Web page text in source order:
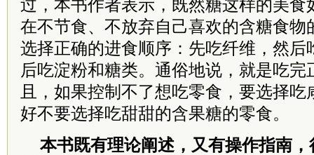
过，本书作者表示，既然糖这样的美食
在不节食、不放弃自己喜欢的含糖食物
选择正确的进食顺序：先吃纤维，然后
后吃淀粉和糖类。通俗地说，就是吃完
且，如果控制不了想吃零食，要选择
好不要选择吃甜甜的含果糖的零食。
本书既有理论阐述，又有操作指南